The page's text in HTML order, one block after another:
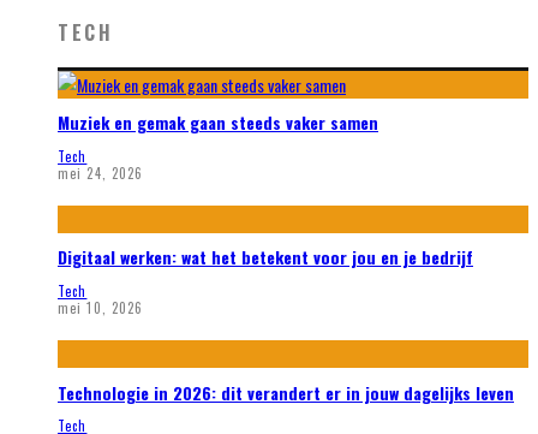
TECH
Muziek en gemak gaan steeds vaker samen
Tech
mei 24, 2026
Digitaal werken: wat het betekent voor jou en je bedrijf
Tech
mei 10, 2026
Technologie in 2026: dit verandert er in jouw dagelijks leven
Tech